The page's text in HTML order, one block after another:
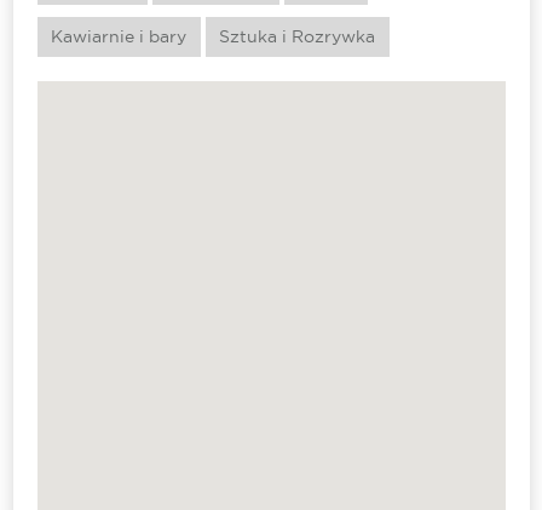
Kawiarnie i bary Sztuka i Rozrywka